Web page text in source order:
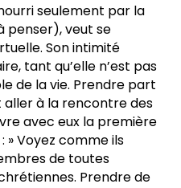
seulement par la
penser), veut se
Son intimité
tant qu’elle n’est pas
de la vie. Prendre part
aller à la rencontre des
avec eux la première
Voyez comme ils
de toutes
Prendre de